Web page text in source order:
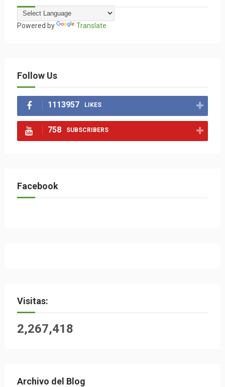
Powered by Translate
Follow Us
1113957 LIKES
758 SUBSCRIBERS
Facebook
Visitas:
2,267,418
Archivo del Blog